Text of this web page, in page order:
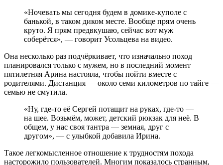
«Ночевать мы сегодня будем в домике-куполе с
банькой, в таком диком месте. Вообще прям очень
круто. Я прям предвкушаю, сейчас вот муж
соберётся», — говорит Усольцева на видео.
Она несколько раз подчёркивает, что изначально поход
планировался только с мужем, но в последний момент
пятилетняя Арина настояла, чтобы пойти вместе с
родителями. Дистанция — около семи километров по тайге —
семью не смутила.
«Ну, где-то её Сергей потащит на руках, где-то —
на шее. Возьмём, может, детский рюкзак для неё. В
общем, у нас своя тантра — земная, друг с
другом», — с улыбкой добавила Ирина.
Такое легкомысленное отношение к трудностям похода
насторожило пользователей. Многим показалось странным,